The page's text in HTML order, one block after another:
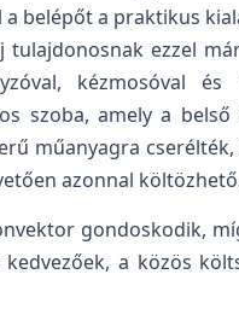
belépőt a praktikus
ezzel
kézmosóval és
szoba, amely a
műanyagra
azonnal
gondoskodik,
a közös